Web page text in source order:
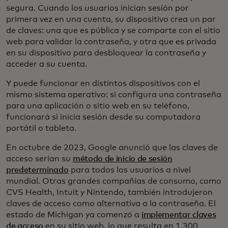
segura. Cuando los usuarios inician sesión por
primera vez en una cuenta, su dispositivo crea un par
de claves: una que es pública y se comparte con el sitio
web para validar la contraseña, y otra que es privada
en su dispositivo para desbloquear la contraseña y
acceder a su cuenta.
Y puede funcionar en distintos dispositivos con el
mismo sistema operativo: si configura una contraseña
para una aplicación o sitio web en su teléfono,
funcionará si inicia sesión desde su computadora
portátil o tableta.
En octubre de 2023, Google anunció que las claves de
acceso serían su método de inicio de sesión
predeterminado para todos los usuarios a nivel
mundial. Otras grandes compañías de consumo, como
CVS Health, Intuit y Nintendo, también introdujeron
claves de acceso como alternativa a la contraseña. El
estado de Michigan ya comenzó a implementar claves
de acceso en su sitio web, lo que resulta en 1,300